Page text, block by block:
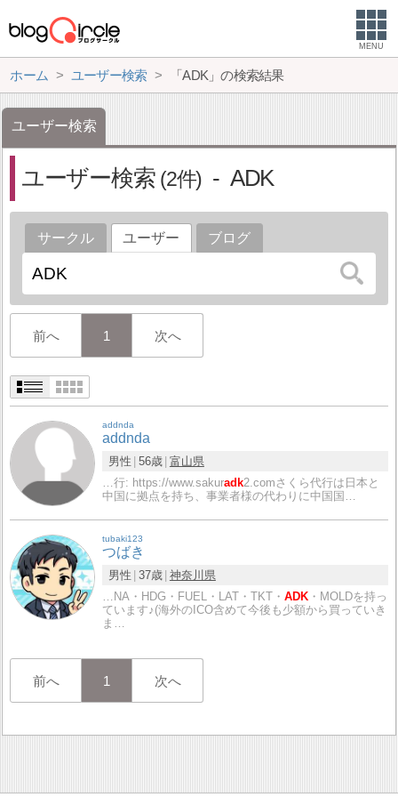
MENU
ホーム ユーザー検索 「ADK」の検索結果
ユーザー検索
ユーザー検索 2 ADK
サークル ユーザー ブログ
前へ 1 次へ
addnda
addnda
男性 56歳 富山県
…行: https://www.sakuradk2.comさくら代行は日本と
中国に拠点を持ち、事業者様の代わりに中国国…
tubaki123
つばき
男性 37歳 神奈川県
…NA・HDG・FUEL・LAT・TKT・ADK ・MOLDを持っ
ています♪(海外のICO含めて今後も少額から買っていき
ま…
前へ 1 次へ